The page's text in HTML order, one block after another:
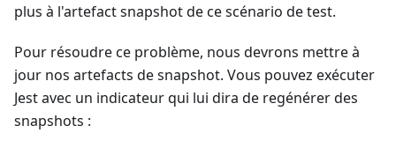
plus à l'artefact snapshot de ce scénario de test.
Pour résoudre ce problème, nous devrons mettre à
jour nos artefacts de snapshot. Vous pouvez exécuter
Jest avec un indicateur qui lui dira de regénérer des
snapshots :